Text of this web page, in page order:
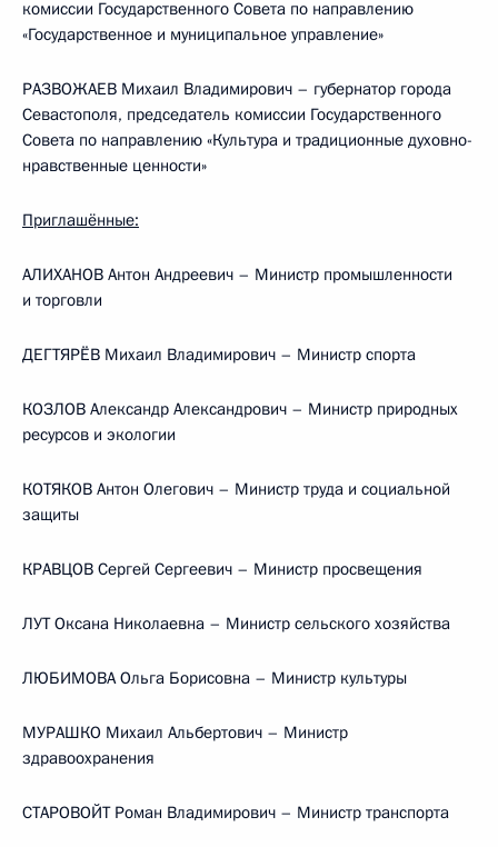
комиссии Государственного Совета по направлению
«Государственное и муниципальное управление»
РАЗВОЖАЕВ Михаил Владимирович – губернатор города
Севастополя, председатель комиссии Государственного
Совета по направлению «Культура и традиционные духовно-
нравственные ценности»
Приглашённые:
АЛИХАНОВ Антон Андреевич – Министр промышленности
и торговли
ДЕГТЯРЁВ Михаил Владимирович – Министр спорта
КОЗЛОВ Александр Александрович – Министр природных
ресурсов и экологии
КОТЯКОВ Антон Олегович – Министр труда и социальной
защиты
КРАВЦОВ Сергей Сергеевич – Министр просвещения
ЛУТ Оксана Николаевна – Министр сельского хозяйства
ЛЮБИМОВА Ольга Борисовна – Министр культуры
МУРАШКО Михаил Альбертович – Министр
здравоохранения
СТАРОВОЙТ Роман Владимирович – Министр транспорта